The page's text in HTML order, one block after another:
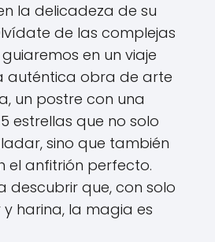
la delicadeza de su
de las complejas
en un viaje
auténtica obra de arte
un postre con una
estrellas que no solo
sino que también
el anfitrión perfecto.
descubrir que, con solo
y harina, la magia es